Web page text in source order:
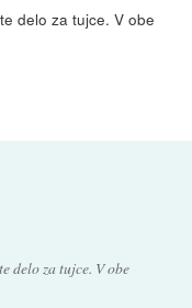
delo za tujce. V obe
delo za tujce. V obe